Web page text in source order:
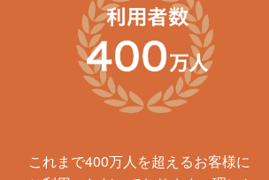
これまで400万人を超えるお客様に